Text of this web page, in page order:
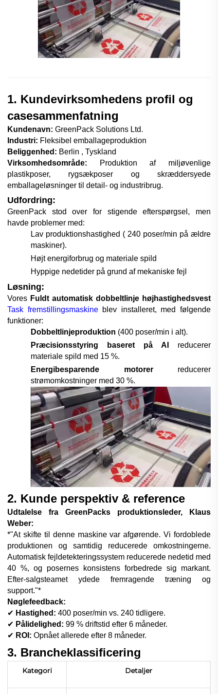
1. Kundevirksomhedens profil og
casesammenfatning
Kundenavn: GreenPack Solutions Ltd.
Industri: Fleksibel emballageproduktion
Beliggenhed: Berlin , Tyskland
Virksomhedsområde:
Produktion af miljøvenlige
plastikposer, rygsækposer og skræddersyede
emballageløsninger til detail- og industribrug.
Udfordring:
GreenPack stod over for stigende efterspørgsel, men
havde problemer med:
Lav produktionshastighed ( 240 poser/min på ældre
maskiner).
Højt energiforbrug og materiale spild
Hyppige nedetider på grund af mekaniske fejl
Løsning:
Vores Fuldt automatisk dobbeltlinje højhastighedsvest
Task fremstillingsmaskine blev installeret, med følgende
funktioner:
Dobbeltlinjeproduktion (400 poser/min i alt).
Præcisionsstyring baseret på AI reducerer
materiale spild med 15 %.
Energibesparende motorer reducerer
strømomkostninger med 30 %.
2. Kunde perspektiv & reference
Udtalelse fra GreenPacks produktionsleder, Klaus
Weber:
*"At skifte til denne maskine var afgørende. Vi fordoblede
produktionen og samtidig reducerede omkostningerne.
Automatisk fejldetekteringssystem reducerede nedetid med
40 %, og posernes konsistens forbedrede sig markant.
Efter-salgsteamet ydede fremragende træning og
support."*
Nøglefeedback:
✔ Hastighed: 400 poser/min vs. 240 tidligere.
✔ Pålidelighed: 99 % driftstid efter 6 måneder.
✔ ROI: Opnået allerede efter 8 måneder.
3. Brancheklassificering
Kategori Detaljer